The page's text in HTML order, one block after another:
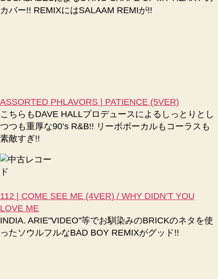
カバー!! REMIXにはSALAAM REMIが!!
素敵すぎ!!
112 | COME SEE ME (4VER) / WHY DIDN’T YOU
LOVE ME
ったソウルフルなBAD BOY REMIXがグッド!!